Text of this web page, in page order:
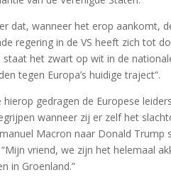
dat, wanneer het erop aankomt,
regering in de VS heeft zich tot
het zwart op wit in de
tegen Europa’s huidige traject”.
hierop gedragen de Europese
wanneer zij er zelf het
Macron naar Donald
vriend, we zijn het helemaal
in Groenland.”